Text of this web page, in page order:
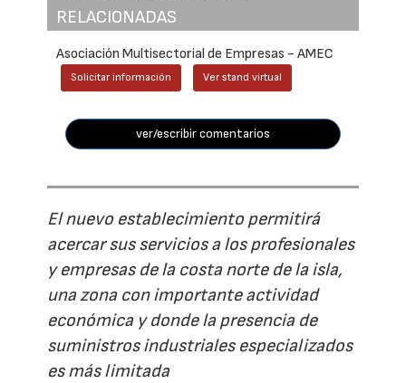
RELACIONADAS
Asociación Multisectorial de Empresas - AMEC
Solicitar información Ver stand virtual
ver/escribir comentarios
El nuevo establecimiento permitirá
acercar sus servicios a los profesionales
y empresas de la costa norte de la isla,
una zona con importante actividad
económica y donde la presencia de
suministros industriales especializados
es más limitada